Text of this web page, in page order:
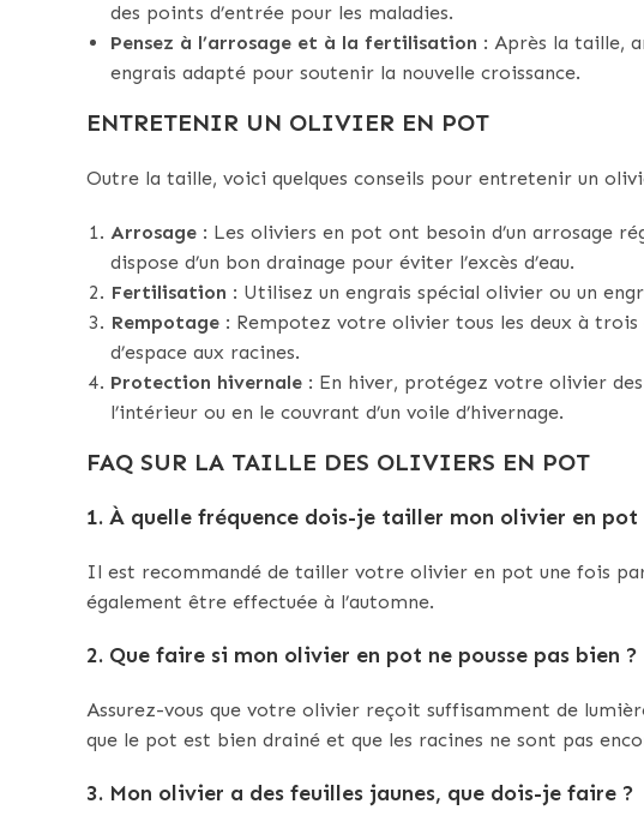
des points d’entrée pour les maladies.
Pensez à l’arrosage et à la fertilisation : Après la taille,
engrais adapté pour soutenir la nouvelle croissance.
ENTRETENIR UN OLIVIER EN POT
Outre la taille, voici quelques conseils pour entretenir un
Arrosage : Les oliviers en pot ont besoin d’un arrosage
dispose d’un bon drainage pour éviter l’excès d’eau.
Fertilisation : Utilisez un engrais spécial olivier ou un
Rempotage : Rempotez votre olivier tous les deux à
d’espace aux racines.
Protection hivernale : En hiver, protégez votre olivier
l’intérieur ou en le couvrant d’un voile d’hivernage.
FAQ SUR LA TAILLE DES OLIVIERS EN POT
1. À quelle fréquence dois-je tailler mon olivier en pot
Il est recommandé de tailler votre olivier en pot une fois
également être effectuée à l’automne.
2. Que faire si mon olivier en pot ne pousse pas bien ?
Assurez-vous que votre olivier reçoit suffisamment de
que le pot est bien drainé et que les racines ne sont pas
3. Mon olivier a des feuilles jaunes, que dois-je faire ?